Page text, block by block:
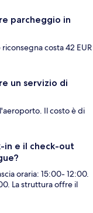
parcheggio in
costa 42 EUR
un servizio di
Il costo è di
in e il check-out
oraria: 15:00- 12:00.
La struttura offre il